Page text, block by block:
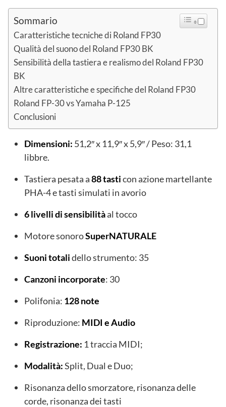
Sommario
Caratteristiche tecniche di Roland FP30
Qualità del suono del Roland FP30 BK
Sensibilità della tastiera e realismo del Roland FP30
BK
Altre caratteristiche e specifiche del Roland FP30
Roland FP-30 vs Yamaha P-125
Conclusioni
Dimensioni: 51,2″ x 11,9″ x 5,9″ / Peso: 31,1
libbre.
Tastiera pesata a88 tasticon azione martellante
PHA-4 e tasti simulati in avorio
6 livelli di sensibilitàal tocco
Motore sonoroSuperNATURALE
Suoni totalidello strumento: 35
Canzoni incorporate: 30
Polifonia: 128 note
Riproduzione: MIDI e Audio
Registrazione: 1 traccia MIDI;
Modalità:Split, Dual e Duo;
Risonanza dello smorzatore, risonanza delle
corde, risonanza dei tasti